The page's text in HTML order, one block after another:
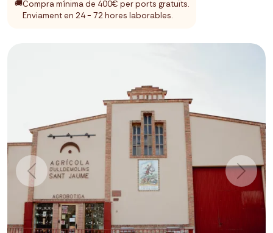
🚚Compra mínima de 400€ per ports gratuïts.
Enviament en 24 - 72 hores laborables.